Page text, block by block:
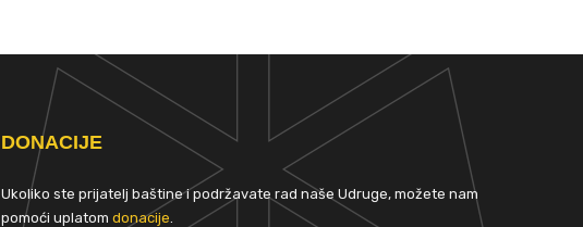
DONACIJE
Ukoliko ste prijatelj baštine i podržavate rad naše Udruge, možete nam
pomoći uplatom donacije.